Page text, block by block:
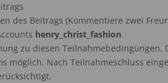
des Beitrags (Kommentiere zwei
henry_christ_fashion
zu diesen Teilnahmebedingungen.
möglich. Nach Teilnahmeschluss